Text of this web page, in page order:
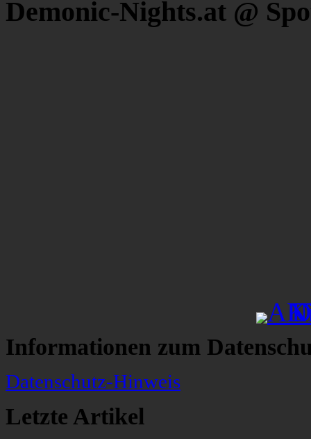
Demonic-Nights.at @
Informationen zum
Datenschutz-Hinweis
Letzte Artikel